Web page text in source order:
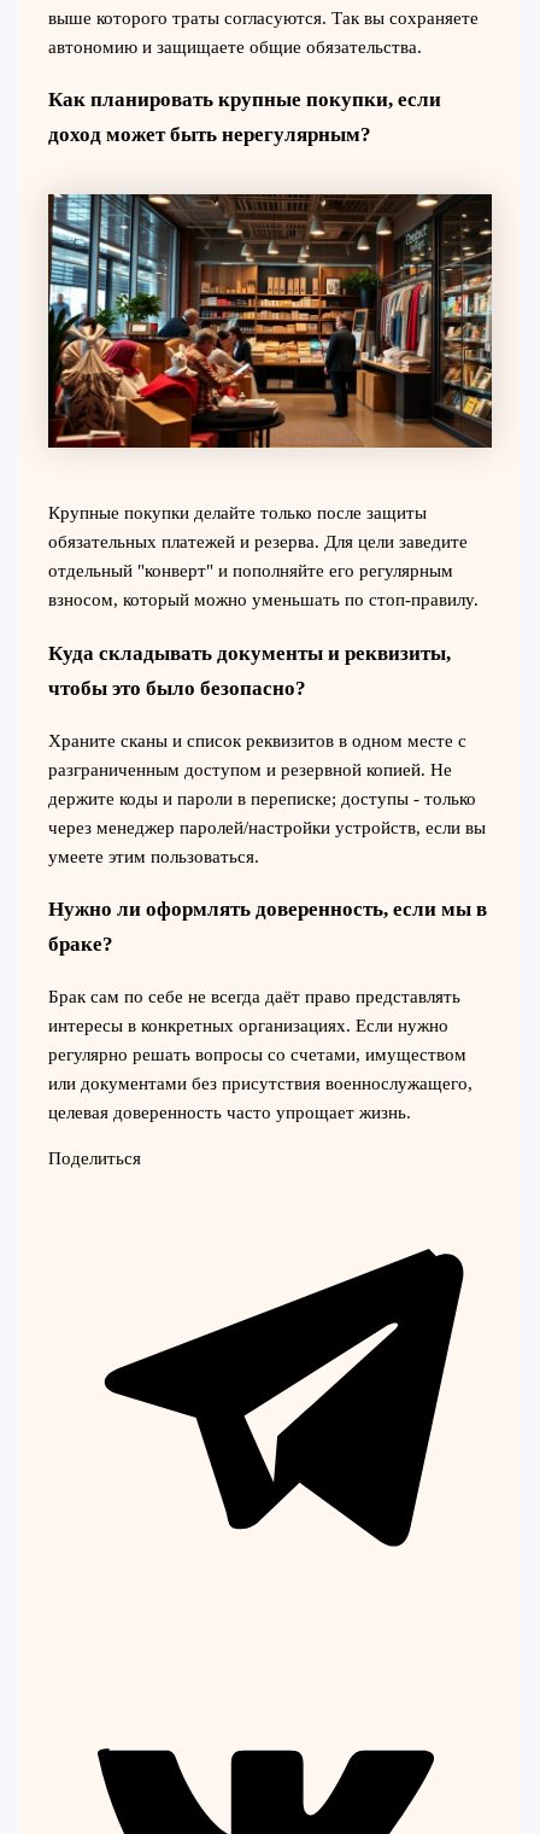
выше которого траты согласуются. Так вы сохраняете
автономию и защищаете общие обязательства.
Как планировать крупные покупки, если
доход может быть нерегулярным?
Крупные покупки делайте только после защиты
обязательных платежей и резерва. Для цели заведите
отдельный "конверт" и пополняйте его регулярным
взносом, который можно уменьшать по стоп-правилу.
Куда складывать документы и реквизиты,
чтобы это было безопасно?
Храните сканы и список реквизитов в одном месте с
разграниченным доступом и резервной копией. Не
держите коды и пароли в переписке; доступы - только
через менеджер паролей/настройки устройств, если вы
умеете этим пользоваться.
Нужно ли оформлять доверенность, если мы в
браке?
Брак сам по себе не всегда даёт право представлять
интересы в конкретных организациях. Если нужно
регулярно решать вопросы со счетами, имуществом
или документами без присутствия военнослужащего,
целевая доверенность часто упрощает жизнь.
Поделиться